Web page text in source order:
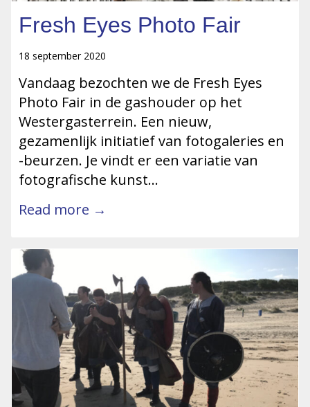
Fresh Eyes Photo Fair
18 september 2020
Vandaag bezochten we de Fresh Eyes
Photo Fair in de gashouder op het
Westergasterrein. Een nieuw,
gezamenlijk initiatief van fotogaleries en
-beurzen. Je vindt er een variatie van
fotografische kunst…
Read more →